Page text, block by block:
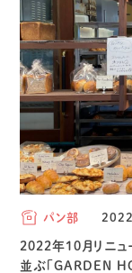
パン部
2022年10月リニュ
並ぶ「GARDEN